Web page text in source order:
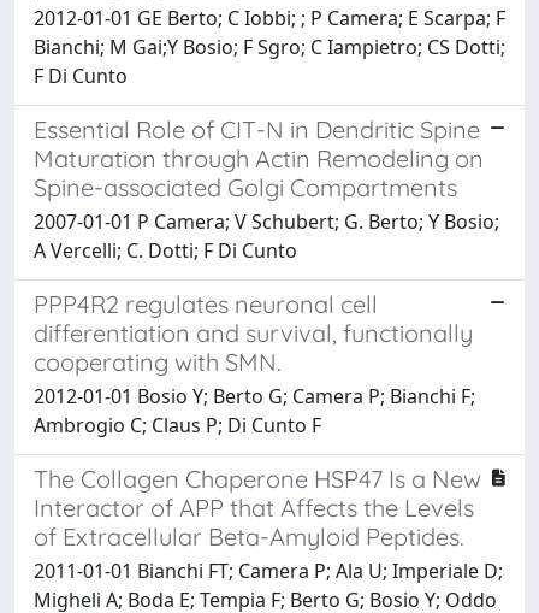
2012-01-01 GE Berto; C Iobbi; ; P Camera; E Scarpa; F
Bianchi; M Gai;Y Bosio; F Sgro; C Iampietro; CS Dotti;
F Di Cunto
Essential Role of CIT-N in Dendritic Spine
Maturation through Actin Remodeling on
Spine-associated Golgi Compartments
2007-01-01 P Camera; V Schubert; G. Berto; Y Bosio;
A Vercelli; C. Dotti; F Di Cunto
PPP4R2 regulates neuronal cell
differentiation and survival, functionally
cooperating with SMN.
2012-01-01 Bosio Y; Berto G; Camera P; Bianchi F;
Ambrogio C; Claus P; Di Cunto F
The Collagen Chaperone HSP47 Is a New
Interactor of APP that Affects the Levels
of Extracellular Beta-Amyloid Peptides.
2011-01-01 Bianchi FT; Camera P; Ala U; Imperiale D;
Migheli A; Boda E; Tempia F; Berto G; Bosio Y; Oddo